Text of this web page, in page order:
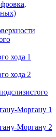
хода 1
хода 2
Моргану 1
Моргану 2